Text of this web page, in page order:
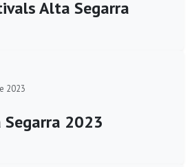
Alta Segarra
2023
2023